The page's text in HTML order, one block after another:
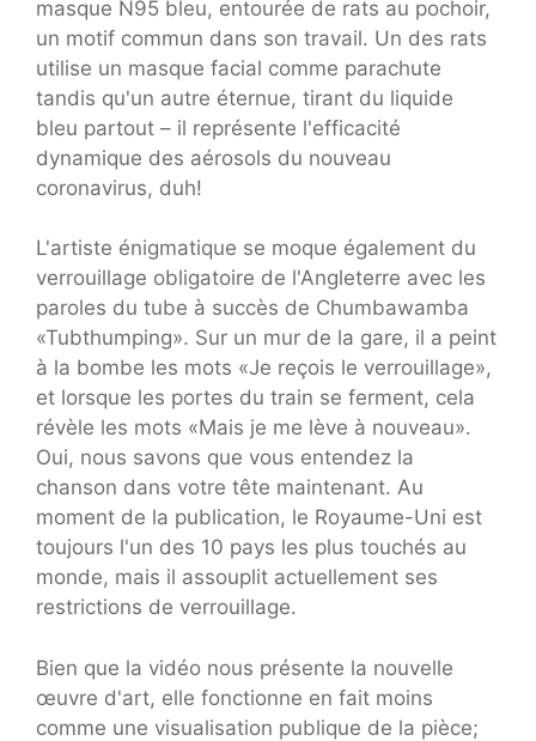
masque N95 bleu, entourée de rats au pochoir,
un motif commun dans son travail. Un des rats
utilise un masque facial comme parachute
tandis qu'un autre éternue, tirant du liquide
bleu partout – il représente l'efficacité
dynamique des aérosols du nouveau
coronavirus, duh!
L'artiste énigmatique se moque également du
verrouillage obligatoire de l'Angleterre avec les
paroles du tube à succès de Chumbawamba
«Tubthumping». Sur un mur de la gare, il a peint
à la bombe les mots «Je reçois le verrouillage»,
et lorsque les portes du train se ferment, cela
révèle les mots «Mais je me lève à nouveau».
Oui, nous savons que vous entendez la
chanson dans votre tête maintenant. Au
moment de la publication, le Royaume-Uni est
toujours l'un des 10 pays les plus touchés au
monde, mais il assouplit actuellement ses
restrictions de verrouillage.
Bien que la vidéo nous présente la nouvelle
œuvre d'art, elle fonctionne en fait moins
comme une visualisation publique de la pièce;